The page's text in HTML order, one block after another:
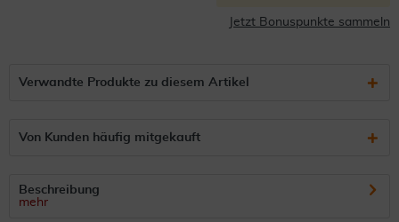
Jetzt Bonuspunkte sammeln
Verwandte Produkte zu diesem Artikel
Von Kunden häufig mitgekauft
Beschreibung
mehr